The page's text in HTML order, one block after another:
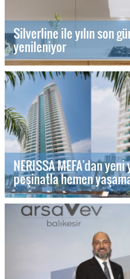
Silverline ile yılın son
yenileniyor
NERISSA MEFA’dan
peşinatla hemen